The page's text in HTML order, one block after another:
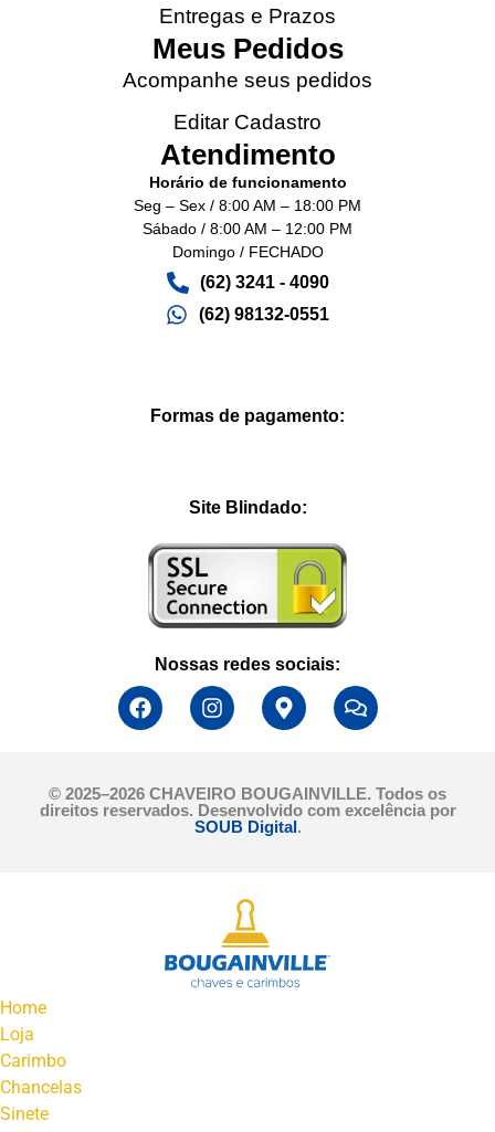
Entregas e Prazos
Meus Pedidos
Acompanhe seus pedidos
Editar Cadastro
Atendimento
Horário de funcionamento
Seg – Sex / 8:00 AM – 18:00 PM
Sábado / 8:00 AM – 12:00 PM
Domingo / FECHADO
(62) 3241 - 4090‬
(62) 98132-0551
Formas de pagamento:
Site Blindado:
Nossas redes sociais:
© 2025–2026 CHAVEIRO BOUGAINVILLE. Todos os
direitos reservados. Desenvolvido com excelência por
SOUB Digital.
Home
Loja
Carimbo
Chancelas
Sinete